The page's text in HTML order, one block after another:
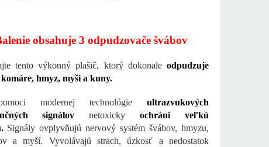
obsahuje 3 odpudzovače švábov
tento výkonný plašič, ktorý dokonale odpudzuje
komáre, hmyz, myši a kuny.
modernej technológie ultrazvukových
signálov netoxickyochráni veľkú
Signály ovplyvňujú nervový systém švábov, hmyzu,
a myší. Vyvolávajú strach, úzkosť a nedostatok